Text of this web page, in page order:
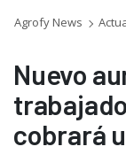
Agrofy News
Nuevo
cobrará